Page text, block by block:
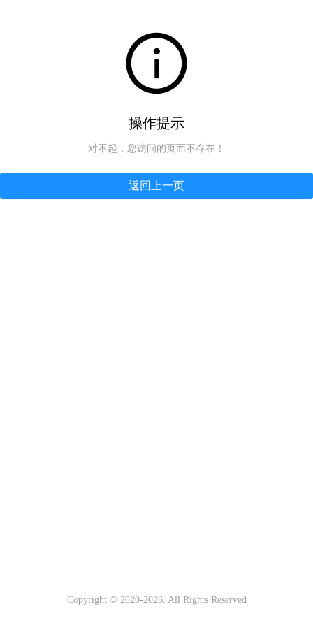
操作提示
对不起，您访问的页面不存在！
返回上一页
Copyright © 2020-2026. All Rights Reserved